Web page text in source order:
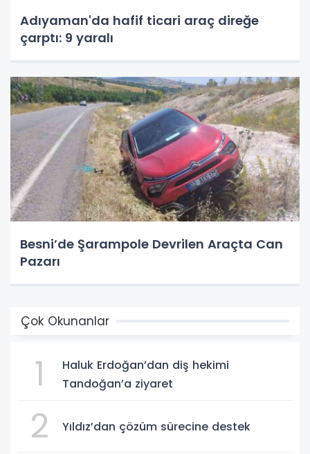
Adıyaman'da hafif ticari araç direğe
çarptı: 9 yaralı
Besni’de Şarampole Devrilen Araçta Can
Pazarı
Çok Okunanlar
1
Haluk Erdoğan’dan diş hekimi
Tandoğan’a ziyaret
2 Yıldız’dan çözüm sürecine destek